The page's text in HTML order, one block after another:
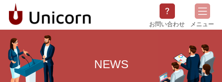
メニュー
サービス概要
お問い合わせ
NEWS